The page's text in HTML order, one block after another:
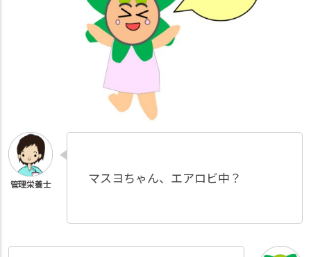
マスヨちゃん、エアロビ中？